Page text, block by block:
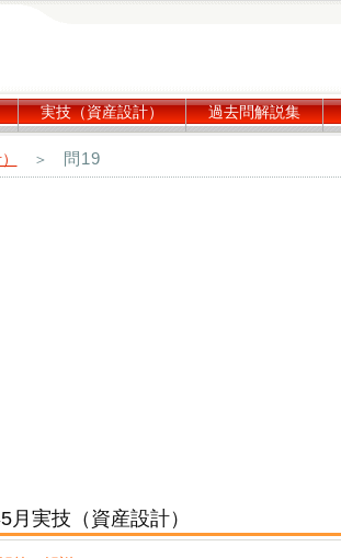
実技（資産設計） 過去問解説集
＞ 問19
実技（資産設計）